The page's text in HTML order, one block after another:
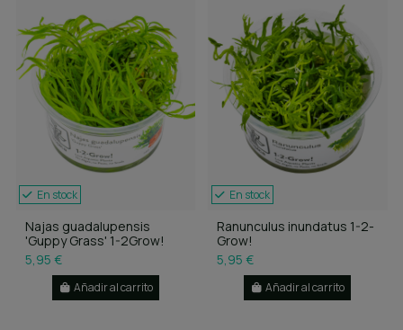
En stock
Najas guadalupensis
'Guppy Grass' 1-2Grow!
5,95 €
Añadir al carrito
En stock
Ranunculus inundatus 1-2-
Grow!
5,95 €
Añadir al carrito